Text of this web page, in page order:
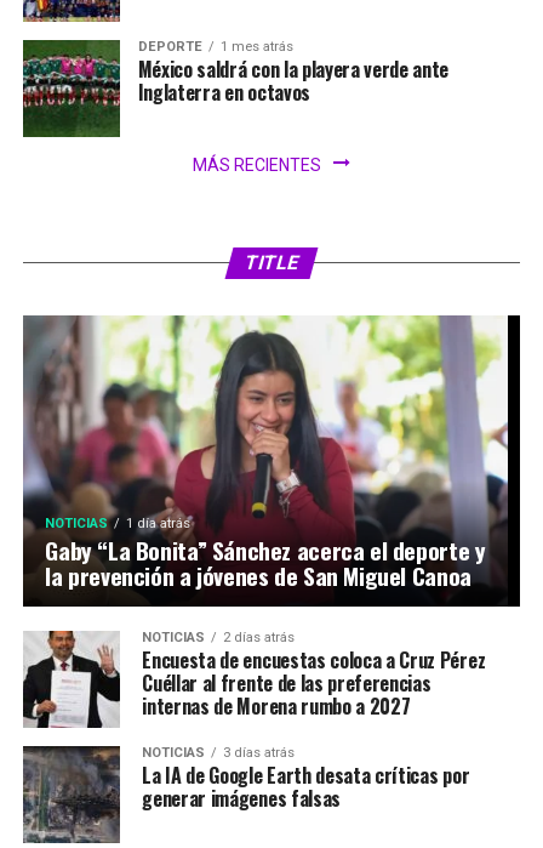
DEPORTE 1 mes atrás
México saldrá con la playera verde ante
Inglaterra en octavos
MÁS RECIENTES
TITLE
FIFA analiza ampliar el Mundial 2030 a 64
selecciones
NOTICIAS 1 día atrás
Gaby “La Bonita” Sánchez acerca el deporte y
la prevención a jóvenes de San Miguel Canoa
NOTICIAS 2 días atrás
Encuesta de encuestas coloca a Cruz Pérez
Cuéllar al frente de las preferencias
internas de Morena rumbo a 2027
NOTICIAS 3 días atrás
La IA de Google Earth desata críticas por
generar imágenes falsas